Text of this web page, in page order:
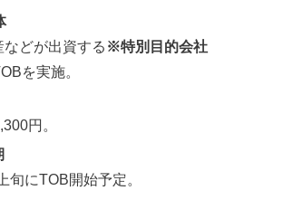
などが出資する ※特別目的会社
を実施。
円。
旬にTOB開始予定。